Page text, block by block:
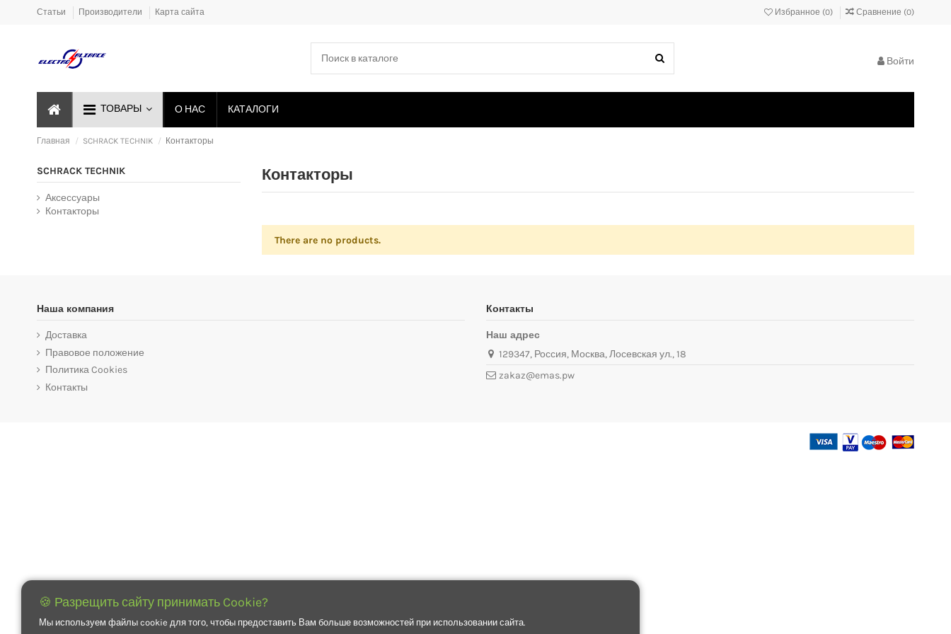
Статьи Производители Карта сайта Избранное (0) Сравнение (0)
Войти
ТОВАРЫ О НАС КАТАЛОГИ
Главная SCHRACK TECHNIK Контакторы
Контакторы
There are no products.
SCHRACK TECHNIK
Аксессуары
Контакторы
Наша компания
Доставка
Правовое положение
Политика Cookies
Контакты
Контакты
Наш адрес
129347, Россия, Москва, Лосевская ул., 18
zakaz@emas.pw
🍪 Разрещить сайту принимать Cookie?
Мы используем файлы cookie для того, чтобы предоставить Вам больше возможностей при использовании сайта.